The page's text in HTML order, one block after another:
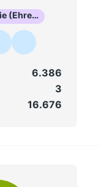
Finanzgenie (Ehrenmitglied)
6.386
3
16.676